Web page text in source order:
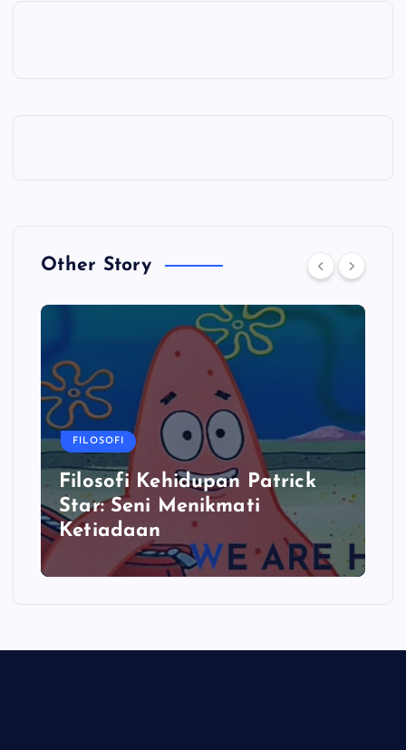
Other Story
FILOSOFI
Filosofi Kehidupan Patrick
Star: Seni Menikmati
Ketiadaan